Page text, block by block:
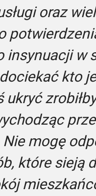
oraz
insynuacji
kto
ukryć
mogę
które sieją